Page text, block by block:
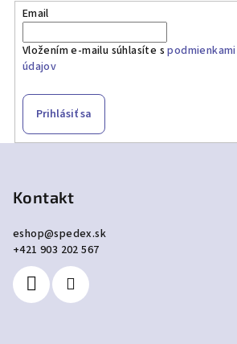
Email
Vložením e-mailu súhlasíte s
údajov
Prihlásiť sa
Kontakt
eshop@spedex.sk
+421 903 202 567